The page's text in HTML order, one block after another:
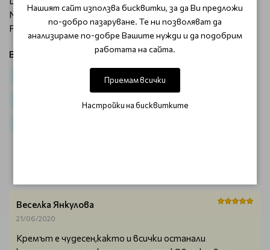
Niacinamide, Pyridoxine Hcl, Riboflavin, Sodium Tocopheryl
Phosphate, Thiamine Hcl, Folic Acid.
Виж продукти от категория:
За суха и чувствителна кожа
Веселка Янкулова
21/06/2020
Кремът е чудесен,както и всички останали
Нашият сайт използва бисквитки, за да Ви предложи
по-добро пазаруване. Те ни позволяват да
анализираме по-добре Вашите нужди и да подобрим
работата на сайта.
Приемам всички
Настройки на бисквитките